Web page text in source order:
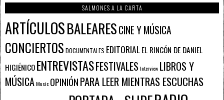
SALMONES A LA CARTA
ARTÍCULOSBALEARESCINE Y MÚSICA
CONCIERTOS DOCUMENTALES EDITORIALEL RINCÓN DE DANIEL
HIGIÉNICOENTREVISTASFESTIVALESInterview LIBROS Y
MÚSICAMusic OPINIÓNPARA LEER MIENTRAS ESCUCHAS